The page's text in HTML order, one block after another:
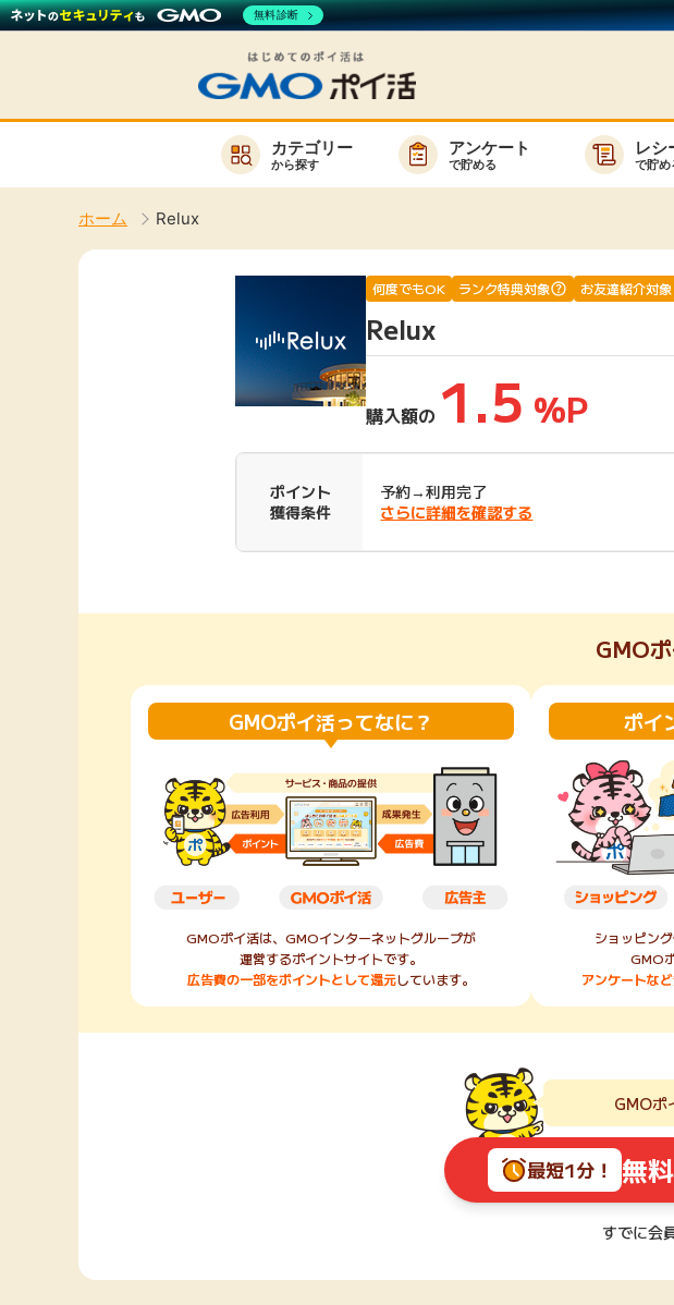
お知らせ
ゲーム
カテゴリー
から探す
アンケート
で貯める
レシ
で貯め
ホーム Relux
サービスから検索
Rakuten Fashion
楽天証券 楽天ビューティ
その他の楽天サービス
何度でもOK ランク特典対象 お友達紹介対象
Relux
購入額の 1.5 %P
ポイント
獲得条件
予約→利用完了
さらに詳細を確認する
GMO
GMOポイ活ってなに？
GMOポイ活は、GMOインターネットグループが
運営するポイントサイトです。
広告費の一部をポイントとして還元しています。
ポイ
ショッピン
GMO
アンケートな
GMOポ
最短1分！ 無
すでに会
無料診断